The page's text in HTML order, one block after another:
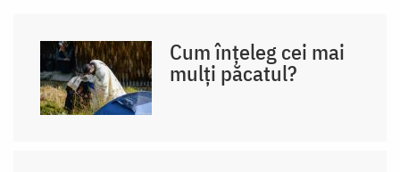
Cum înțeleg cei mai
mulți păcatul?